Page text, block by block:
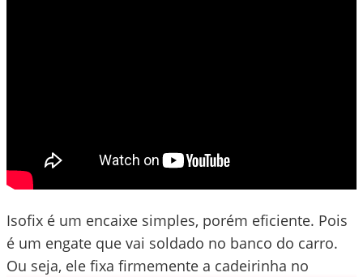
Isofix é um encaixe simples, porém eficiente. Pois
é um engate que vai soldado no banco do carro.
Ou seja, ele fixa firmemente a cadeirinha no